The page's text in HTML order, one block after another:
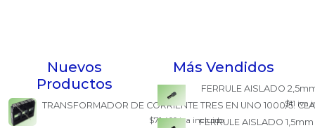
Nuevos
Productos
TRANSFORMADOR DE CORRIENTE TRES EN UNO 1000/5.
$71.400 iva incluido.
Más Vendidos
FERRULE AISLADO
$11 iva
FERRULE AISLADO